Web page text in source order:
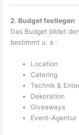
2. Budget festlegen
Das Budget bildet
bestimmt u. a.:
Location
Catering
Technik &
Dekoration
Giveaways
Event-Agentur